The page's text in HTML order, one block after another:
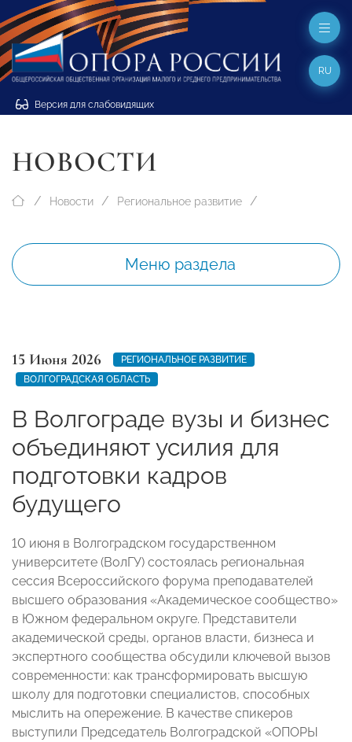
Версия для слабовидящих
RU
НОВОСТИ
Новости Региональное развитие
Меню раздела
15 Июня 2026
РЕГИОНАЛЬНОЕ РАЗВИТИЕ
ВОЛГОГРАДСКАЯ ОБЛАСТЬ
В Волгограде вузы и бизнес
объединяют усилия для
подготовки кадров
будущего
10 июня в Волгоградском государственном
университете (ВолГУ) состоялась региональная
сессия Всероссийского форума преподавателей
высшего образования «Академическое сообщество»
в Южном федеральном округе. Представители
академической среды, органов власти, бизнеса и
экспертного сообщества обсудили ключевой вызов
современности: как трансформировать высшую
школу для подготовки специалистов, способных
мыслить на опережение. В качестве спикеров
выступили Председатель Волгоградской «ОПОРЫ